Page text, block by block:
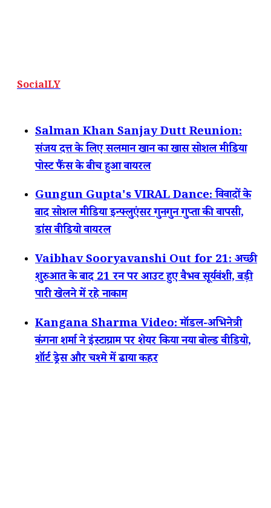
SocialLY
Salman Khan Sanjay Dutt Reunion:
संजय दत्त के लिए सलमान खान का खास सोशल मीडिया
पोस्ट फैंस के बीच हुआ वायरल
Gungun Gupta's VIRAL Dance: विवादों के
बाद सोशल मीडिया इन्फ्लुएंसर गुनगुन गुप्ता की वापसी,
डांस वीडियो वायरल
Vaibhav Sooryavanshi Out for 21: अच्छी
शुरुआत के बाद 21 रन पर आउट हुए वैभव सूर्यवंशी, बड़ी
पारी खेलने में रहे नाकाम
Kangana Sharma Video: मॉडल-अभिनेत्री
कंगना शर्मा ने इंस्टाग्राम पर शेयर किया नया बोल्ड वीडियो,
शॉर्ट ड्रेस और चश्मे में ढाया कहर